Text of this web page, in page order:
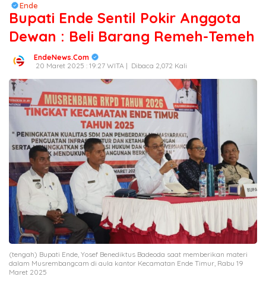
Ende
Bupati Ende Sentil Pokir Anggota
Dewan : Beli Barang Remeh-Temeh
EndeNews.Com
20 Maret 2025 : 19:27 WITA | Dibaca 2,072 Kali
(tengah) Bupati Ende, Yosef Benediktus Badeoda saat memberikan materi
dalam Musrembangcam di aula kantor Kecamatan Ende Timur, Rabu 19
Maret 2025